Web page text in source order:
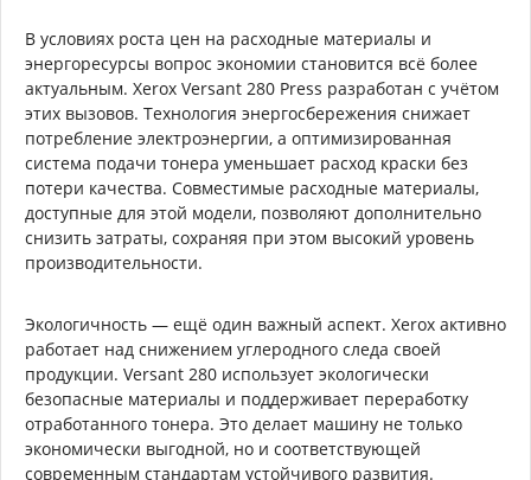
В условиях роста цен на расходные материалы и
энергоресурсы вопрос экономии становится всё более
актуальным. Xerox Versant 280 Press разработан с учётом
этих вызовов. Технология энергосбережения снижает
потребление электроэнергии, а оптимизированная
система подачи тонера уменьшает расход краски без
потери качества. Совместимые расходные материалы,
доступные для этой модели, позволяют дополнительно
снизить затраты, сохраняя при этом высокий уровень
производительности.
Экологичность — ещё один важный аспект. Xerox активно
работает над снижением углеродного следа своей
продукции. Versant 280 использует экологически
безопасные материалы и поддерживает переработку
отработанного тонера. Это делает машину не только
экономически выгодной, но и соответствующей
современным стандартам устойчивого развития.